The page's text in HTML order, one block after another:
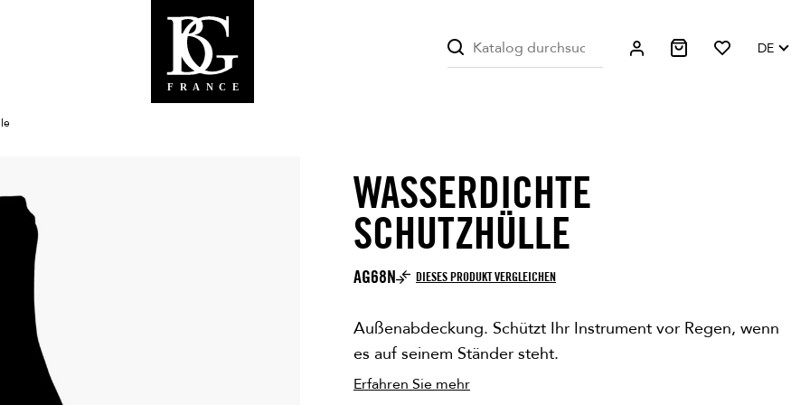
DE
WASSERDICHTE
SCHUTZHÜLLE
AG68N DIESES PRODUKT VERGLEICHEN
Außenabdeckung. Schützt Ihr Instrument vor Regen, wenn
es auf seinem Ständer steht.
Erfahren Sie mehr